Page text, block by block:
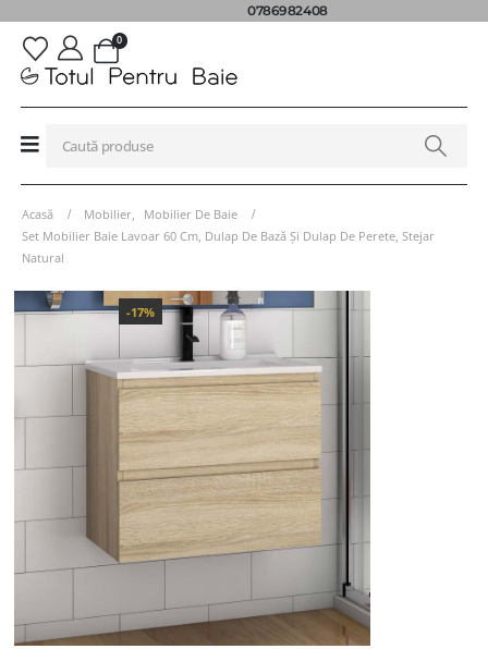
0786982408
0
Acasă Mobilier
Mobilier De Baie
Set Mobilier Baie Lavoar 60 Cm, Dulap De Bază Și Dulap De Perete, Stejar
Natural
-17%